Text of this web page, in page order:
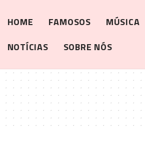
HOME FAMOSOS MÚSICA
NOTÍCIAS
SOBRE NÓS